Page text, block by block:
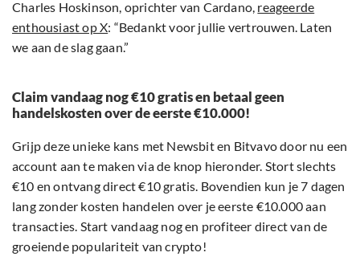
Charles Hoskinson, oprichter van Cardano, reageerde
enthousiast op X: “Bedankt voor jullie vertrouwen. Laten
we aan de slag gaan.”
Claim vandaag nog €10 gratis en betaal geen
handelskosten over de eerste €10.000!
Grijp deze unieke kans met Newsbit en Bitvavo door nu een
account aan te maken via de knop hieronder. Stort slechts
€10 en ontvang direct €10 gratis. Bovendien kun je 7 dagen
lang zonder kosten handelen over je eerste €10.000 aan
transacties. Start vandaag nog en profiteer direct van de
groeiende populariteit van crypto!